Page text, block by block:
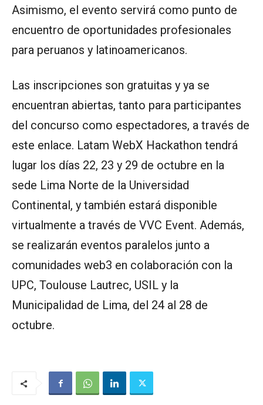
Asimismo, el evento servirá como punto de
encuentro de oportunidades profesionales
para peruanos y latinoamericanos.
Las inscripciones son gratuitas y ya se
encuentran abiertas, tanto para participantes
del concurso como espectadores, a través de
este enlace. Latam WebX Hackathon tendrá
lugar los días 22, 23 y 29 de octubre en la
sede Lima Norte de la Universidad
Continental, y también estará disponible
virtualmente a través de VVC Event. Además,
se realizarán eventos paralelos junto a
comunidades web3 en colaboración con la
UPC, Toulouse Lautrec, USIL y la
Municipalidad de Lima, del 24 al 28 de
octubre.